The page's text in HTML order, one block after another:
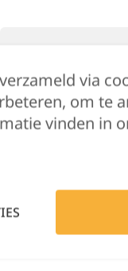
Klassiek
voor een
via
om te
vinden in